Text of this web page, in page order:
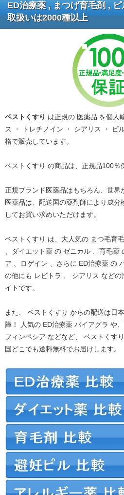
ED治療薬 , まつげ育毛剤 ,
取扱いは2000種以上
ベストくすり は正規の 医薬品 を個人
ス ・ トレチノイン ・ シアリス ・ ピ
格で販売しています。
ベストくすり の商品は、正規品100％
正規ブランド医薬品はもちろん、世界
医薬品は、配送国の薬剤師により成
してお買い求めいただけます。
ベストくすり は、大人気の まつ毛育
、ダイエット薬 の ゼニカル 、育毛
ア 、ロゲイン 、さらに ED治療薬 の
の他にも レビトラ 、 シアリス など
イトです。
また、 ベストくすり からの配送は日
障！ 人気の ED治療薬 バイアグラ や
フィンペシア などなど、 ベストくす
国どこでも送料無料でお届けします。